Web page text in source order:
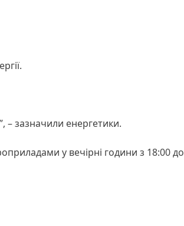
– зазначили енергетики.
у вечірні години з 18:00 до